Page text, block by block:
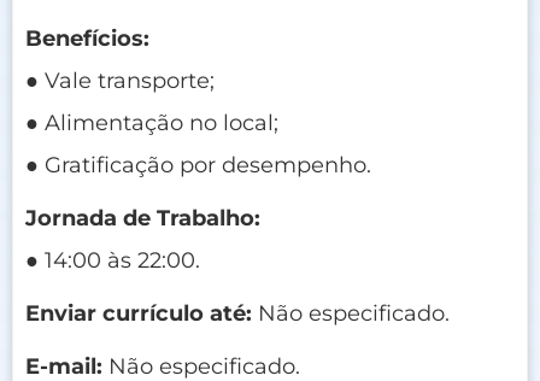
Benefícios:
● Vale transporte;
● Alimentação no local;
● Gratificação por desempenho.
Jornada de Trabalho:
● 14:00 às 22:00.
Enviar currículo até: Não especificado.
E-mail: Não especificado.